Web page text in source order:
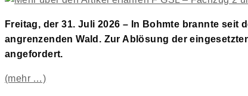
Freitag, der 31. Juli 2026 – In Bohmte brannte seit
angrenzenden Wald. Zur Ablösung der
angefordert.
(mehr …)